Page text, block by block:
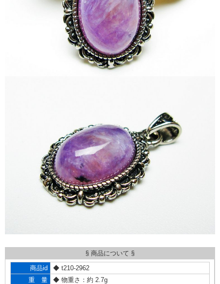
§ 商品について §
商品id
◆ t210-2962
重 量
◆ 物重さ：約 2.7g